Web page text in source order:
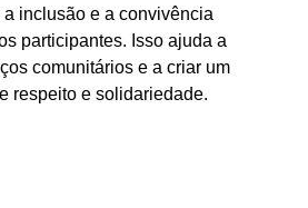
a inclusão e a convivência
participantes. Isso ajuda a
comunitários e a criar um
respeito e solidariedade.